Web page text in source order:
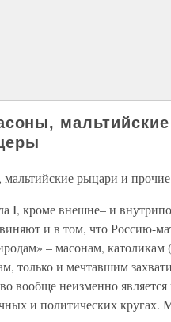
рыцари и
I, кроме внешне– и
и в том, что Россию-
– масонам,
только и мечтавшим
вообще неизменно
и политических